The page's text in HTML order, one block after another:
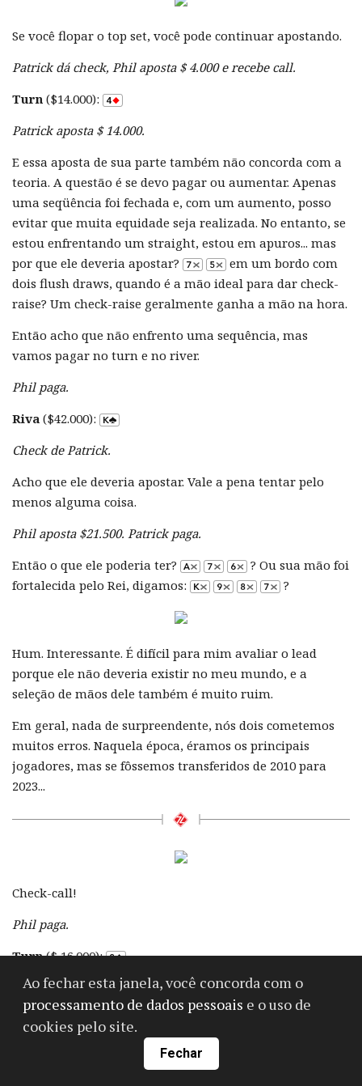
Se você flopar o top set, você pode continuar apostando.
Patrick dá check, Phil aposta $ 4.000 e recebe call.
Turn ($14.000):
Patrick aposta $ 14.000.
E essa aposta de sua parte também não concorda com a
teoria. A questão é se devo pagar ou aumentar. Apenas
uma seqüência foi fechada e, com um aumento, posso
evitar que muita equidade seja realizada. No entanto, se
estou enfrentando um straight, estou em apuros... mas
por que ele deveria apostar?
em um bordo com
dois flush draws, quando é a mão ideal para dar check-
raise? Um check-raise geralmente ganha a mão na hora.
Então acho que não enfrento uma sequência, mas
vamos pagar no turn e no river.
Phil paga.
Riva ($42.000):
Check de Patrick.
Acho que ele deveria apostar. Vale a pena tentar pelo
menos alguma coisa.
Phil aposta $21.500. Patrick paga.
Então o que ele poderia ter?
? Ou sua mão foi
fortalecida pelo Rei, digamos:
?
Hum. Interessante. É difícil para mim avaliar o lead
porque ele não deveria existir no meu mundo, e a
seleção de mãos dele também é muito ruim.
Em geral, nada de surpreendente, nós dois cometemos
muitos erros. Naquela época, éramos os principais
jogadores, mas se fôssemos transferidos de 2010 para
2023...
Check-call!
Phil paga.
Turn($ 16.000):
Check, check.
Padrão.
Ao fechar esta janela, você concorda com o
processamento de dados pessoais e o uso de
cookies pelo site.
Fechar